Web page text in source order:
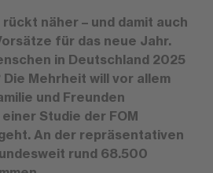
näher – und damit auch
für das neue Jahr.
in Deutschland 2025
Mehrheit will vor allem
und Freunden
Studie der FOM
An der repräsentativen
rund 68.500